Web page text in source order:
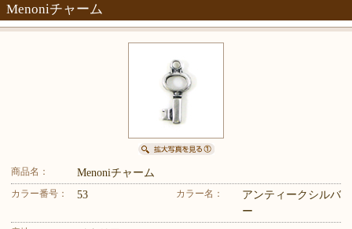
Menoniチャーム
商品名： Menoniチャーム
カラー番号： 53 カラー名：
アンティークシルバ
ー